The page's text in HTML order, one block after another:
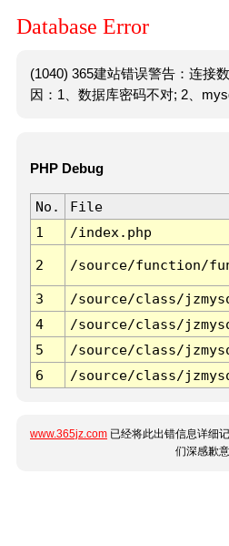
Database Error
(1040) 365建站错误警告：连接
因：1、数据库密码不对; 2、
PHP Debug
No. File
1
/index.php
2 /source/function/
3 /source/class/
4
/source/class/
5
/source/class/
6
/source/class/
www.365jz.com 已经将此出错信息详细
们深感歉